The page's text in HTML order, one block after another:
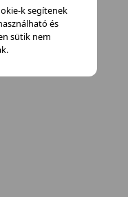
k segítenek
és
sütik nem